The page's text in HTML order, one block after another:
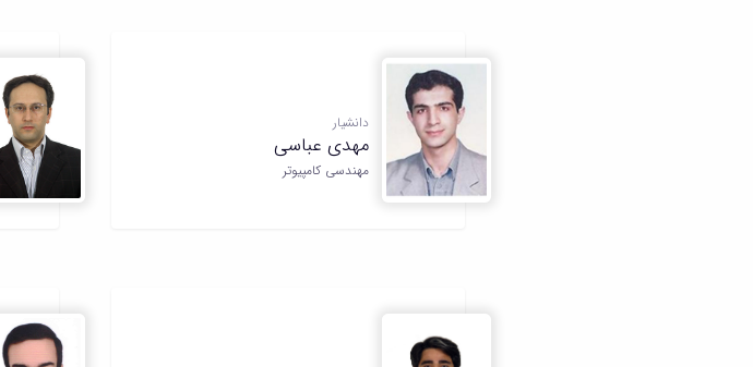
دانشیار
مهدی عباسی
مهندسی کامپیوتر